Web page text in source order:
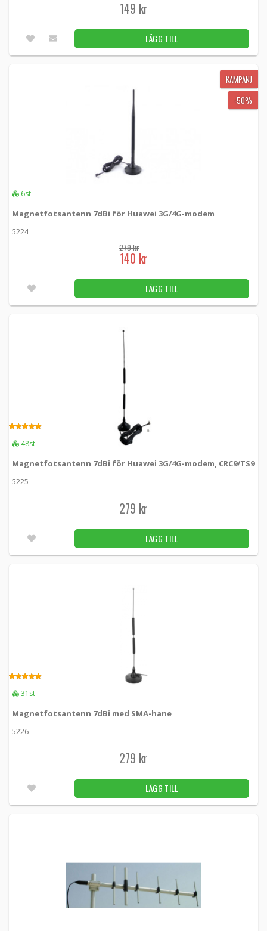
149 kr
LÄGG TILL
KAMPANJ
-50%
6st
Magnetfotsantenn 7dBi för Huawei 3G/4G-modem
5224
279 kr
140 kr
LÄGG TILL
48st
Magnetfotsantenn 7dBi för Huawei 3G/4G-modem, CRC9/TS9
5225
279 kr
LÄGG TILL
31st
Magnetfotsantenn 7dBi med SMA-hane
5226
279 kr
LÄGG TILL